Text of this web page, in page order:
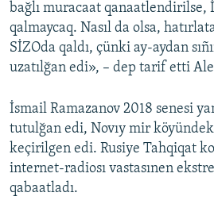
bağlı muracaat qanaatlendirilse,
qalmaycaq. Nasıl da olsa,
SİZOda qaldı, çünki ay-aydan
uzatılğan edi», – dep tarif etti
İsmail Ramazanov 2018 senesi
tutulğan edi, Novıy mir
keçirilgen edi. Rusiye Tahqiqat
internet-radiosı vastasınen
qabaatladı.